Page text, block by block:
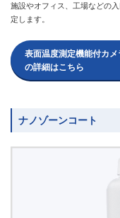
施設やオフィス、工場などの
定します。
表面温度測定機能付カメ
の詳細はこちら
ナノゾーンコート